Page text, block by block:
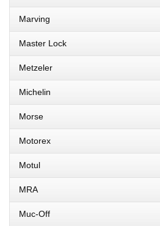
Marving
Master Lock
Metzeler
Michelin
Morse
Motorex
Motul
MRA
Muc-Off